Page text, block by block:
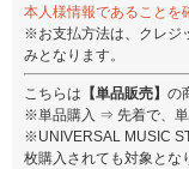
本人様情報であることを
※お支払方法は、クレジ
みとなります。
こちらは 【単品販売】 の
※単品購入 ⇒ 先着で、単
※UNIVERSAL MUSIC
枚購入されても対象とな